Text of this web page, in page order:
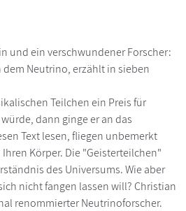
und ein verschwundener Forscher:
Neutrino, erzählt in sieben
Teilchen ein Preis für
dann ginge er an das
Text lesen, fliegen unbemerkt
Körper. Die "Geisterteilchen"
des Universums. Wie aber
nicht fangen lassen will? Christian
renommierter Neutrinoforscher.